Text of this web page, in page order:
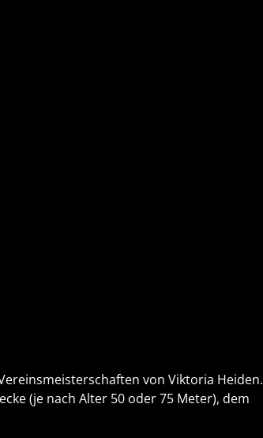
von Viktoria Heiden.
(je nach Alter 50 oder 75 Meter), dem